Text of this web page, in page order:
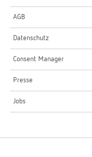
AGB
Datenschutz
Consent Manager
Presse
Jobs